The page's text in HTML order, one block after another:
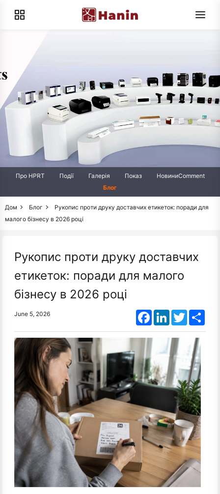
Про HPRT Події Галерія Показ
НовиниComment
Блог
Дом Блог
Рукопис проти друку доставчих етикеток: поради для
малого бізнесу в 2026 році
Рукопис проти друку доставчих
етикеток: поради для малого
бізнесу в 2026 році
June 5, 2026 FacebookLinkedInTwitter